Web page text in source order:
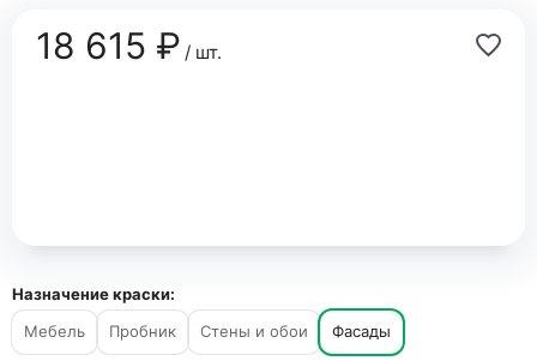
18 615 ₽/ шт.
Назначение краски:
Мебель
Пробник Стены и обои Фасады